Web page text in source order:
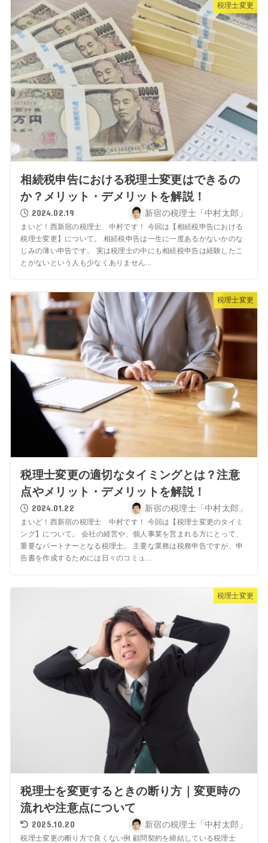
税理士変更
相続税申告における税理士変更はできるの
か？メリット・デメリットを解説！
2024.02.19 新宿の税理士「中村太郎」
まいど！西新宿の税理士 中村です！ 今回は【相続税申告における
税理士変更】について。 相続税申告は一生に一度あるかないかのな
じみの薄い申告です。 実は税理士の中にも相続税申告は経験したこ
とがないという人も少なくありません...
税理士変更
税理士変更の適切なタイミングとは？注意
点やメリット・デメリットを解説！
2024.01.22 新宿の税理士「中村太郎」
まいど！西新宿の税理士 中村です！ 今回は【税理士変更のタイミ
ング】について。 会社の経営や、個人事業を営まれる方にとって、
重要なパートナーとなる税理士。 主要な業務は税務申告ですが、申
告書を作成するためには日々のコミュ...
税理士変更
税理士を変更するときの断り方｜変更時の
流れや注意点について
2025.10.20 新宿の税理士「中村太郎」
税理士変更の断り方で良くない例 顧問契約を締結している税理士